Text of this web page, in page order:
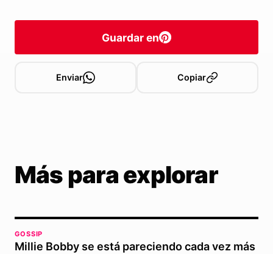
Guardar en
Enviar Copiar
Más para explorar
GOSSIP
Millie Bobby se está pareciendo cada vez más